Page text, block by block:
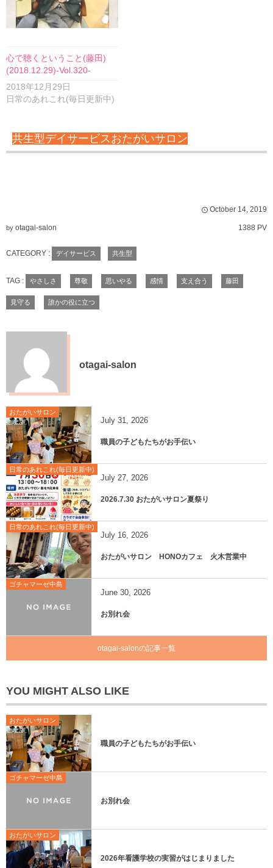
心で聴くということ(藤田)
(2018.12.29)-Vol.320-
2018年12月29日
日常のあれこれ(毎日更新中)
共生型デイサービスおたがいサロン
October 14, 2019
by otagai-salon 1388 PV
CATEGORY : デイサービス 共生型
TAG : やさしさ 尊敬 思いやる 感情 支え合う 藤田
見守る 誰かの役に立つ
otagai-salon
おたがいサロン
July 31, 2026
職員の子どもたちがお手伝い
日常のあれこれ(毎日更新中)
July 27, 2026
2026.7.30 おたがいサロン夏祭り
日常のあれこれ(毎日更新中)
July 16, 2026
おたがいサロン HONOカフェ 火木営業中
ゴチャマーゼ中島
June 30, 2026
お別れ会
otagai-salonの記事一覧
YOU MIGHT ALSO LIKE
おたがいサロン
職員の子どもたちがお手伝い
ゴチャマーゼ中島
お別れ会
おたがいサロン
2026年看護学校の実習がはじまりました